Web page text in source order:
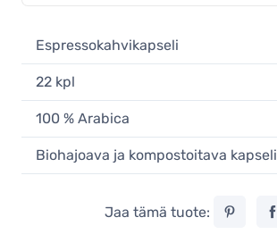
Espressokahvikapseli
22 kpl
100 % Arabica
Biohajoava ja kompostoitava kapseli
Jaa tämä tuote: